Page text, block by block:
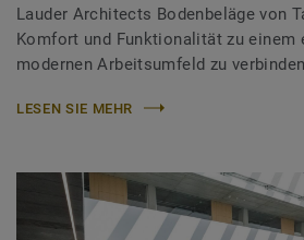
Lauder Architects Bodenbeläge von
Komfort und Funktionalität zu einem
modernen Arbeitsumfeld zu
LESEN SIE MEHR